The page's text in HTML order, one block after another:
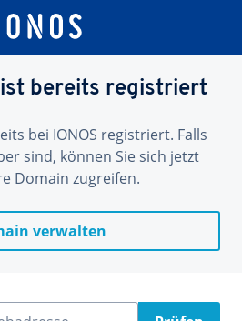
ist bereits registriert
bei IONOS registriert. Falls
sind, können Sie sich jetzt
Domain zugreifen.
verwalten